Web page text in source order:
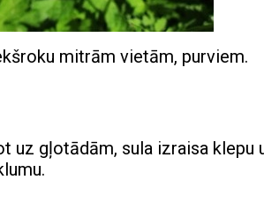
mitrām vietām, purviem.
uz gļotādām, sula izraisa klepu